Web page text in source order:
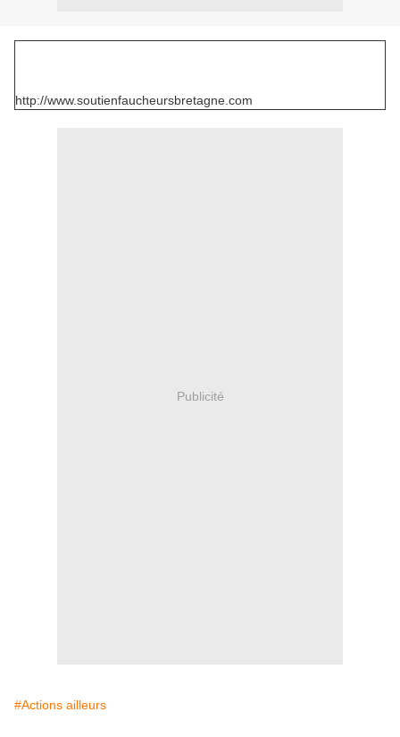
http://www.soutienfaucheursbretagne.com
Publicité
#Actions ailleurs